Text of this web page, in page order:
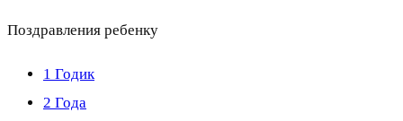
Поздравления ребенку
1 Годик
2 Года